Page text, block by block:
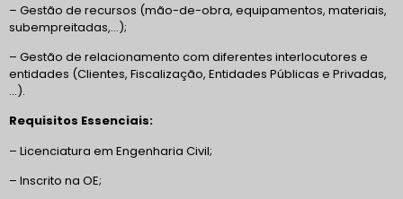
– Gestão de recursos (mão-de-obra, equipamentos, materiais,
subempreitadas,…);
– Gestão de relacionamento com diferentes interlocutores e
entidades (Clientes, Fiscalização, Entidades Públicas e Privadas,
…).
Requisitos Essenciais:
– Licenciatura em Engenharia Civil;
– Inscrito na OE;